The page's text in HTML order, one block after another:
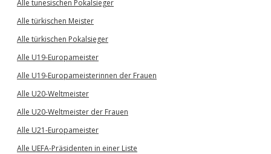
Alle tunesischen Pokalsieger
Alle türkischen Meister
Alle türkischen Pokalsieger
Alle U19-Europameister
Alle U19-Europameisterinnen der Frauen
Alle U20-Weltmeister
Alle U20-Weltmeister der Frauen
Alle U21-Europameister
Alle UEFA-Präsidenten in einer Liste